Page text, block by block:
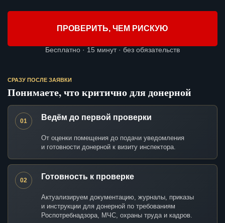
ПРОВЕРИТЬ, ЧЕМ РИСКУЮ
Бесплатно · 15 минут · без обязательств
СРАЗУ ПОСЛЕ ЗАЯВКИ
Понимаете, что критично для донерной
01 Ведём до первой проверки
От оценки помещения до подачи уведомления
и готовности донерной к визиту инспектора.
02 Готовность к проверке
Актуализируем документацию, журналы, приказы
и инструкции для донерной по требованиям
Роспотребнадзора, МЧС, охраны труда и кадров.